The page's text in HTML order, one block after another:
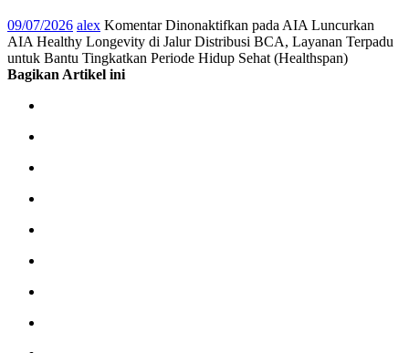
09/07/2026 alex Komentar Dinonaktifkan pada AIA Luncurkan
AIA Healthy Longevity di Jalur Distribusi BCA, Layanan Terpadu
untuk Bantu Tingkatkan Periode Hidup Sehat (Healthspan)
Bagikan Artikel ini